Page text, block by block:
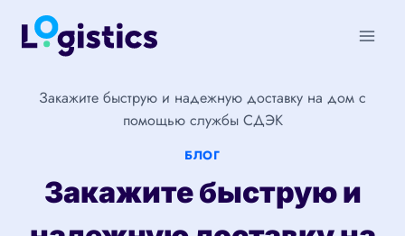
Перейти
Закажите быструю и надежную доставку на дом с
помощью службы СДЭК
БЛОГ
Закажите быструю и